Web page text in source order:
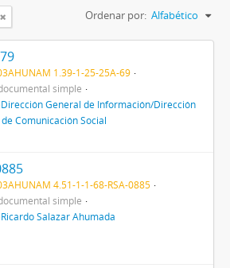
Ordenar por: Alfabético
1.39-1-25-25A-69
simple
Dirección General de Información/Dirección
Comunicación Social
4.51-1-1-68-RSA-0885
simple
Ricardo Salazar Ahumada